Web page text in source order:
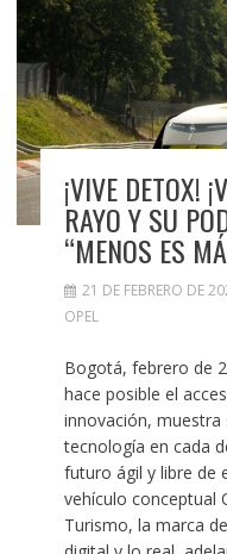
¡VIVE DETOX!
RAYO Y SU
“MENOS ES
21 DE FEBRERO DE
OPEL
Bogotá, febrero de
hace posible el
innovación, muestra
tecnología en cada
futuro ágil y libre de
vehículo conceptual
Turismo, la marca